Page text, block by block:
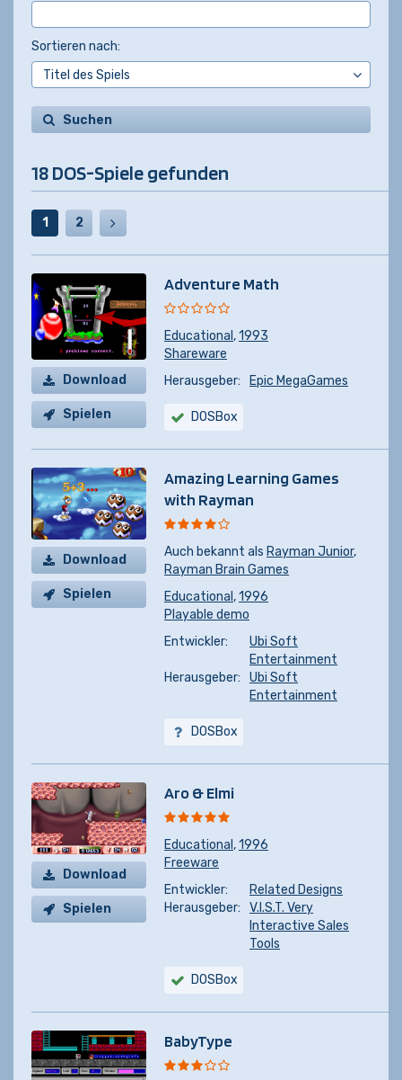
Sortieren nach:
Suchen
18 DOS-Spiele gefunden
1 2
Download
Spielen
Adventure Math
Educational ,1993
Shareware
Herausgeber:
Epic MegaGames
DOSBox
Download
Spielen
Amazing Learning Games
with Rayman
Auch bekannt als Rayman Junior,
Rayman Brain Games
Educational ,1996
Playable demo
Entwickler:
Ubi Soft
Entertainment
Herausgeber:
Ubi Soft
Entertainment
DOSBox
Download
Spielen
Aro & Elmi
Educational ,1996
Freeware
Entwickler:
Related Designs
Herausgeber:
V.I.S.T. Very
Interactive Sales
Tools
DOSBox
BabyType